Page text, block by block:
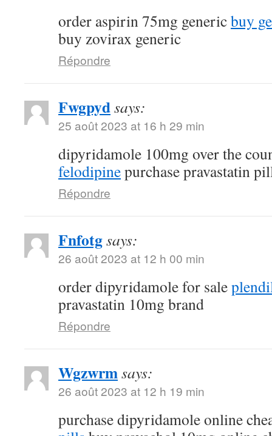
order aspirin 75mg genericbuy
buy zovirax generic
Répondre
Fwgpydsays:
25 août 2023 at 16 h 29 min
dipyridamole 100mg over the
felodipinepurchase pravastatin
Répondre
Fnfotgsays:
26 août 2023 at 12 h 00 min
order dipyridamole for sale
pravastatin 10mg brand
Répondre
Wgzwrmsays:
26 août 2023 at 12 h 19 min
purchase dipyridamole online